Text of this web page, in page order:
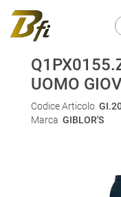
UOMO
Codice Articolo
Marca GIBLOR'S